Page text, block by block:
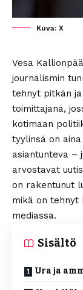
Kuva: X
Vesa
journalismin
tehnyt pitkän
toimittajana,
kotimaan
tyylinsä on
asiantunteva –
arvostavat
on rakentunut
mikä on tehnyt
mediassa.
Sisältö
Ura ja